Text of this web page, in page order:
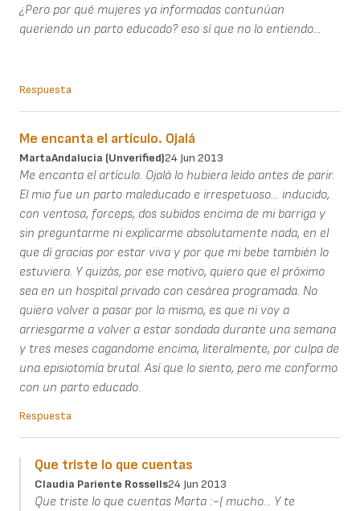
¿Pero por qué mujeres ya informadas contunúan
queriendo un parto educado? eso sí que no lo entiendo...
Respuesta
Me encanta el artículo. Ojalá
MartaAndalucia (unverified)24 Jun 2013
Me encanta el artículo. Ojalá lo hubiera leido antes de parir.
El mio fue un parto maleducado e irrespetuoso… inducido,
con ventosa, forceps, dos subidos encima de mi barriga y
sin preguntarme ni explicarme absolutamente nada, en el
que dí gracias por estar viva y por que mi bebe también lo
estuviera. Y quizás, por ese motivo, quiero que el próximo
sea en un hospital privado con cesárea programada. No
quiero volver a pasar por lo mismo, es que ni voy a
arriesgarme a volver a estar sondada durante una semana
y tres meses cagandome encima, literalmente, por culpa de
una episiotomía brutal. Así que lo siento, pero me conformo
con un parto educado.
Respuesta
Que triste lo que cuentas
Claudia Pariente Rossells24 Jun 2013
Que triste lo que cuentas Marta :-( mucho... Y te